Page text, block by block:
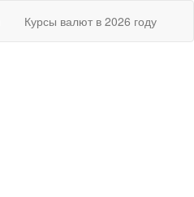
Курсы валют в 2026 году